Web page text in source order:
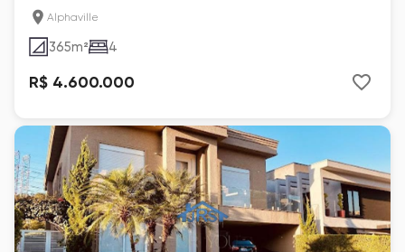
Alphaville
365m² 4
R$ 4.600.000